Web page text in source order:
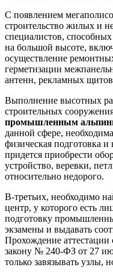
С появлением
строительство жилых и
специалистов,
на большой высоте,
осуществление
герметизации
антенн, рекламных
Выполнение высотных
строительных
промышленным
данной сфере,
физическая подготовка
придется приобрести
устройство, веревки,
относительно недорого.
В-третьих, необходимо
центр, у которого есть
подготовку
экзамены и выдавать
Прохождение аттестации
закону № 240-ФЗ от 27
только завязывать узлы,